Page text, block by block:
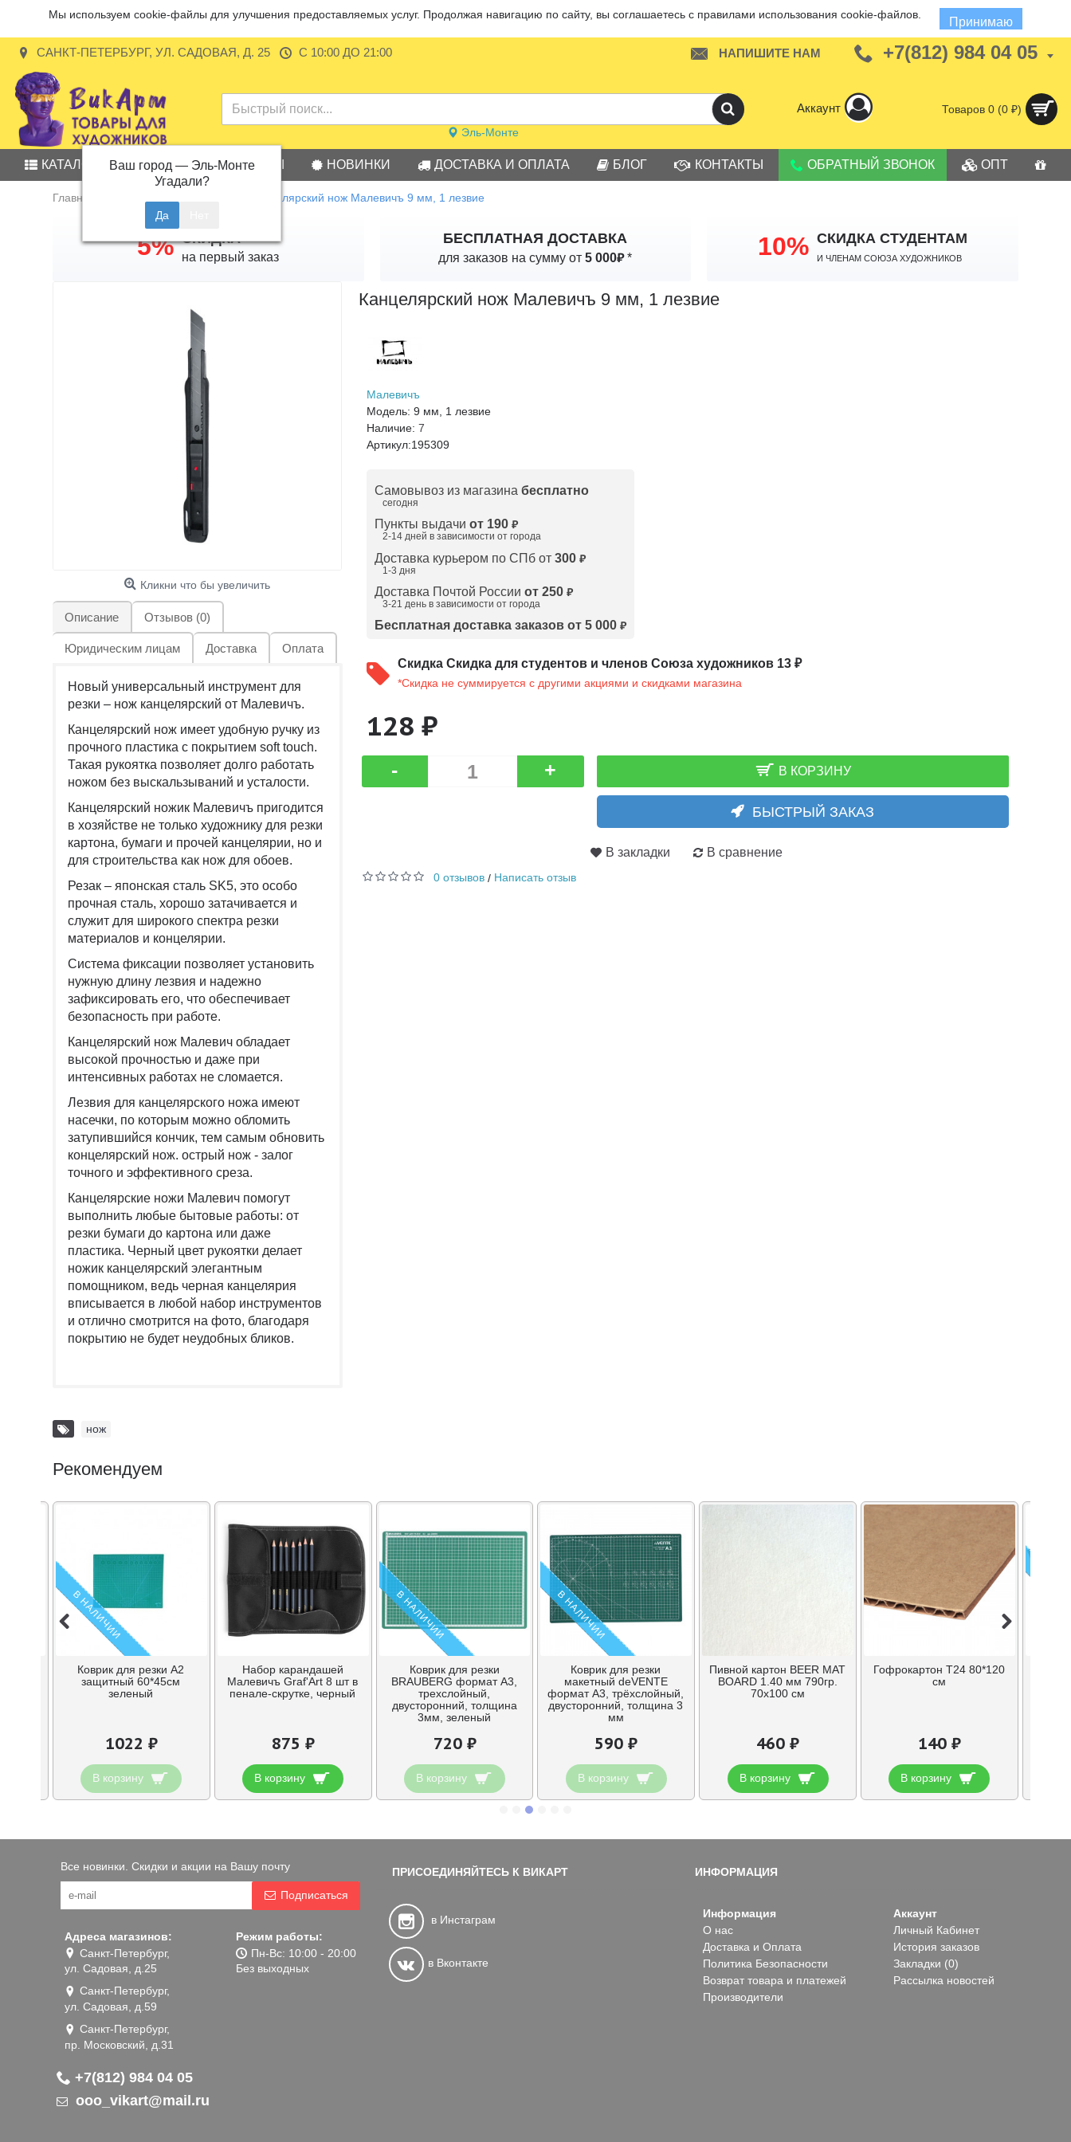
Мы используем cookie-файлы для улучшения предоставляемых услуг. Продолжая навигацию по сайту, вы соглашаетесь с правилами использования cookie-файлов.
Принимаю
САНКТ-ПЕТЕРБУРГ, УЛ. САДОВАЯ, Д. 25 С 10:00 ДО 21:00 НАПИШИТЕ НАМ +7(812) 984 04 05
Эль-Монте
Ваш город — Эль-Монте
Угадали?
Аккаунт Товаров 0 (0 ₽)
КАТАЛОГ АКЦИИ БРЕНДЫ НОВИНКИ ДОСТАВКА И ОПЛАТА БЛОГ КОНТАКТЫ ОБРАТНЫЙ ЗВОНОК ОПТ
Главная Канцелярский нож Малевичъ 9 мм, 1 лезвие
5% СКИДКА
на первый заказ
БЕСПЛАТНАЯ ДОСТАВКА
для заказов на сумму от5 000₽* 10% СКИДКА СТУДЕНТАМ
И членам Союза Художников
Кликни что бы увеличить
Описание Отзывов (0)
Юридическим лицам Доставка Оплата
Новый универсальный инструмент для
резки – нож канцелярский от Малевичъ.
Канцелярский нож имеет удобную ручку из
прочного пластика с покрытием soft touch.
Такая рукоятка позволяет долго работать
ножом без выскальзываний и усталости.
Канцелярский ножик Малевичъ пригодится
в хозяйстве не только художнику для резки
картона, бумаги и прочей канцелярии, но и
для строительства как нож для обоев.
Резак – японская сталь SK5, это особо
прочная сталь, хорошо затачивается и
служит для широкого спектра резки
материалов и концелярии.
Система фиксации позволяет установить
нужную длину лезвия и надежно
зафиксировать его, что обеспечивает
безопасность при работе.
Канцелярский нож Малевич обладает
высокой прочностью и даже при
интенсивных работах не сломается.
Лезвия для канцелярского ножа имеют
насечки, по которым можно обломить
затупившийся кончик, тем самым обновить
концелярский нож. острый нож - залог
точного и эффективного среза.
Канцелярские ножи Малевич помогут
выполнить любые бытовые работы: от
резки бумаги до картона или даже
пластика. Черный цвет рукоятки делает
ножик канцелярский элегантным
помощником, ведь черная канцелярия
вписывается в любой набор инструментов
и отлично смотрится на фото, благодаря
покрытию не будет неудобных бликов.
Канцелярский нож Малевичъ 9 мм, 1 лезвие
Малевичъ
Модель: 9 мм, 1 лезвие
Наличие: 7
Артикул:195309
Самовывоз из магазина бесплатно
сегодня
Пункты выдачи от 190 ₽
2-14 дней в зависимости от города
Доставка курьером по СПб от 300 ₽
1-3 дня
Доставка Почтой России от 250 ₽
3-21 день в зависимости от города
Бесплатная доставка заказов от 5 000₽
Скидка Скидка для студентов и членов Союза художников 13 ₽
*Скидка не суммируется с другими акциями и скидками магазина
128 ₽
- + В КОРЗИНУ
БЫСТРЫЙ ЗАКАЗ
В закладки В сравнение
0 отзывов/ Написать отзыв
нож
Рекомендуем
В НАЛИЧИИ
Коврик для резки А2
защитный 60*45см
зеленый
1022 ₽
В корзину
Набор карандашей
Малевичъ Graf'Art 8 шт в
пенале-скрутке, черный
875 ₽
В корзину
В НАЛИЧИИ
Коврик для резки
BRAUBERG формат А3,
трехслойный,
двусторонний, толщина
3мм, зеленый
720 ₽
В корзину
В НАЛИЧИИ
Коврик для резки
макетный deVENTE
формат A3, трёхслойный,
двусторонний, толщина 3
мм
590 ₽
В корзину
Пивной картон BEER MAT
BOARD 1.40 мм 790гр.
70х100 см
460 ₽
В корзину
Гофрокартон T24 80*120
см
140 ₽
В корзину
Все новинки. Скидки и акции на Вашу почту
Подписаться
Адреса магазинов:
Санкт-Петербург,
ул. Садовая, д.25
Санкт-Петербург,
ул. Садовая, д.59
Санкт-Петербург,
пр. Московский, д.31
Режим работы:
Пн-Вс: 10:00 - 20:00
Без выходных
+7(812) 984 04 05
ooo_vikart@mail.ru
ПРИСОЕДИНЯЙТЕСЬ К ВИКАРТ
в Инстаграм
в Вконтакте
ИНФОРМАЦИЯ
Информация
О нас
Доставка и Оплата
Политика Безопасности
Возврат товара и платежей
Производители
Аккаунт
Личный Кабинет
История заказов
Закладки (0)
Рассылка новостей